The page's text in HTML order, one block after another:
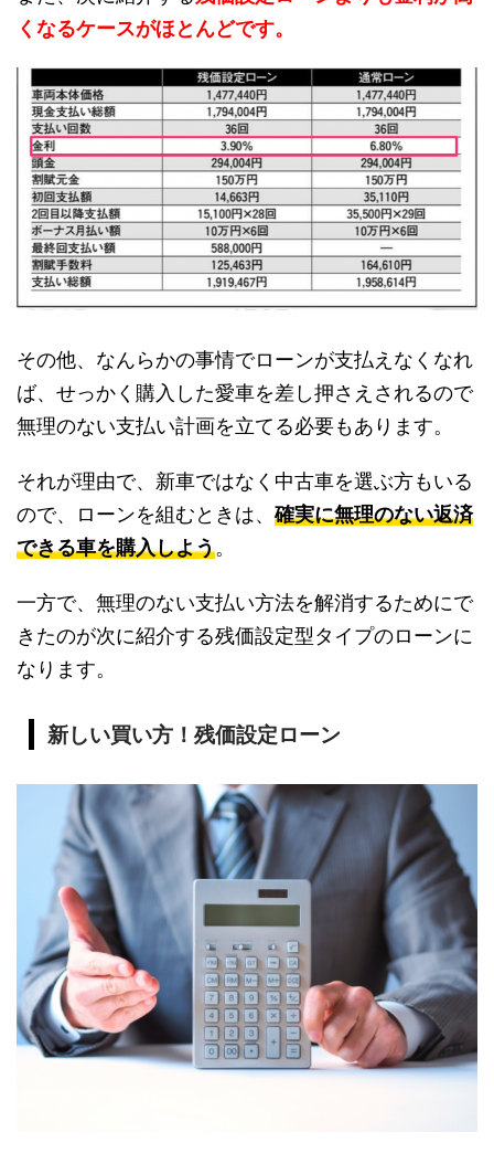
くなるケースがほとんどです。
その他、なんらかの事情でローンが支払えなくなれ
ば、せっかく購入した愛車を差し押さえされるので
無理のない支払い計画を立てる必要もあります。
それが理由で、新車ではなく中古車を選ぶ方もいる
ので、ローンを組むときは、確実に無理のない返済
できる車を購入しよう。
一方で、無理のない支払い方法を解消するためにで
きたのが次に紹介する残価設定型タイプのローンに
なります。
新しい買い方！残価設定ローン